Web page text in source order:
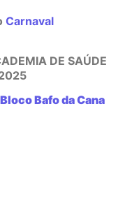
Carnaval
DE SAÚDE
Bafo da Cana